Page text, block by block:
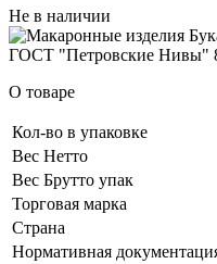
Не в наличии
О товаре
Кол-во в упаковке
Вес Нетто
Вес Брутто упак
Торговая марка
Страна
Нормативная